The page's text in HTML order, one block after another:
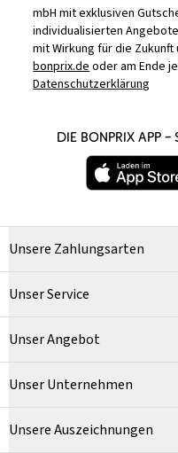
mbH mit exklusiven
individualisierten
mit Wirkung für die Zukunft
bonprix.deoder am Ende
Datenschutzerklärung
DIE BONPRIX APP –
Unsere Zahlungsarten
Unser Service
Unser Angebot
Unser Unternehmen
Unsere Auszeichnungen